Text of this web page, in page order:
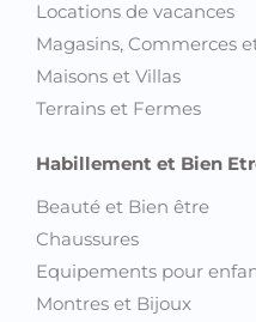
Locations de vacances
Magasins, Commerces
Maisons et Villas
Terrains et Fermes
Habillement et Bien
Beauté et Bien être
Chaussures
Equipements pour
Montres et Bijoux